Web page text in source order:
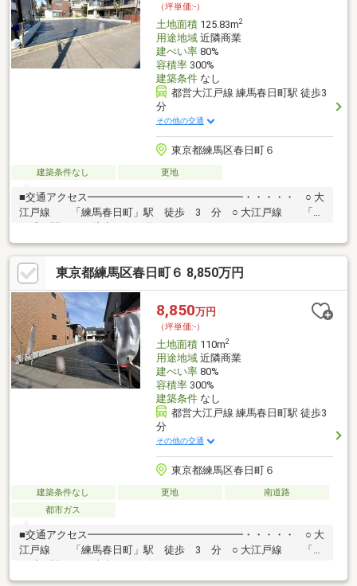
（坪単価:-）
土地面積125.83m2
用途地域近隣商業
建ぺい率80%
容積率300%
建築条件なし
都営大江戸線 練馬春日町駅 徒歩3
分
その他の交通
東京都練馬区春日町６
建築条件なし 更地
■交通アクセス━━━━━━━━━━━━━━━・・・・・ ○ 大
江戸線 「練馬春日町」駅 徒歩 3 分 ○ 大江戸線 「光
━━━━━━━━━━━━・・・・・ ○ 土地面積１２５．８
３平米（約３８．０６坪） ○ 建築条件無し土地 ○ お好みのハ
ウスメーカーや工務店にて建築可能 ○ 建ぺい率８０％・容積率
３００％ 〇 建ぺい率５０％・容積率１００％ ○ 学校など生活
利便施設が徒歩圏内に揃い、子育て世代にも おすすめです。
東京都練馬区春日町６ 8,850万円
8,850万円
（坪単価:-）
土地面積110m2
用途地域近隣商業
建ぺい率80%
容積率300%
建築条件なし
都営大江戸線 練馬春日町駅 徒歩3
分
その他の交通
東京都練馬区春日町６
建築条件なし 更地
南道路
都市ガス
■交通アクセス━━━━━━━━━━━━━━━・・・・・ ○ 大
江戸線 「練馬春日町」駅 徒歩 3 分 ○ 大江戸線 「光
━━━━━━━━━━━━・・・・・ ○ 土地面積１１０．０